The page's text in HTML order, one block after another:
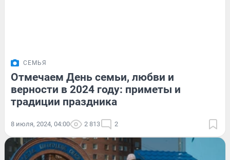
СЕМЬЯ
Отмечаем День семьи, любви и
верности в 2024 году: приметы и
традиции праздника
8 июля, 2024, 04:00 2 813 2